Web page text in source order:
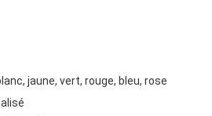
jaune, vert, rouge, bleu, rose